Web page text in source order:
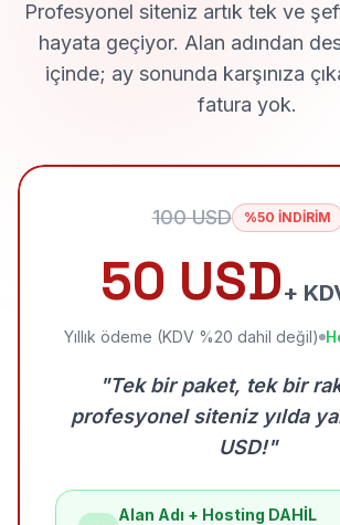
Profesyonel siteniz artık tek ve
hayata geçiyor. Alan adından
içinde; ay sonunda karşınıza
fatura yok.
100 USD %50 İNDİRİM
50 USD+
Yıllık ödeme (KDV %20 dahil değil)
"Tek bir paket, tek bir
profesyonel siteniz yılda
USD!"
Alan Adı + Hosting DAHİL